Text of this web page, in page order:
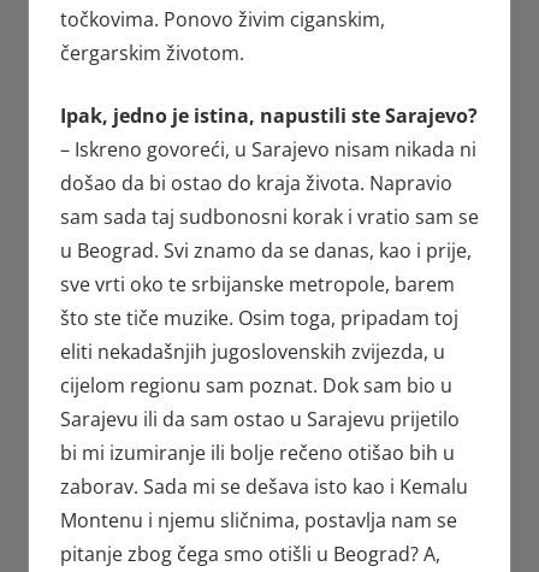
točkovima. Ponovo živim ciganskim,
čergarskim životom.
Ipak, jedno je istina, napustili ste Sarajevo?
– Iskreno govoreći, u Sarajevo nisam nikada ni
došao da bi ostao do kraja života. Napravio
sam sada taj sudbonosni korak i vratio sam se
u Beograd. Svi znamo da se danas, kao i prije,
sve vrti oko te srbijanske metropole, barem
što ste tiče muzike. Osim toga, pripadam toj
eliti nekadašnjih jugoslovenskih zvijezda, u
cijelom regionu sam poznat. Dok sam bio u
Sarajevu ili da sam ostao u Sarajevu prijetilo
bi mi izumiranje ili bolje rečeno otišao bih u
zaborav. Sada mi se dešava isto kao i Kemalu
Montenu i njemu sličnima, postavlja nam se
pitanje zbog čega smo otišli u Beograd? A,